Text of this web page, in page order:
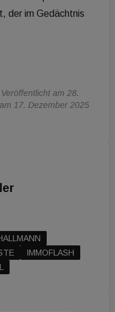
der im Gedächtnis
am 28.
17. Dezember 2025
IMMOFLASH